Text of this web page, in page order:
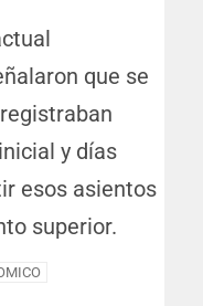
que se
y días
esos asientos
superior.